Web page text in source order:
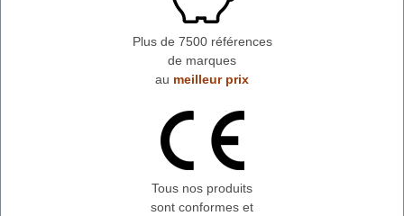
Plus de 7500 références
de marques
au meilleur prix
Tous nos produits
sont conformes et